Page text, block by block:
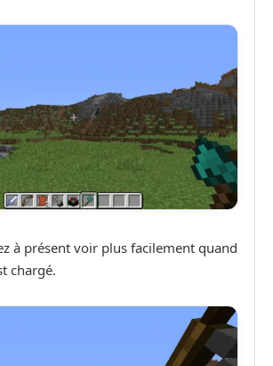
à présent voir plus facilement quand
chargé.